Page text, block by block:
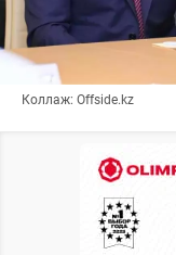
Коллаж: Offside.kz